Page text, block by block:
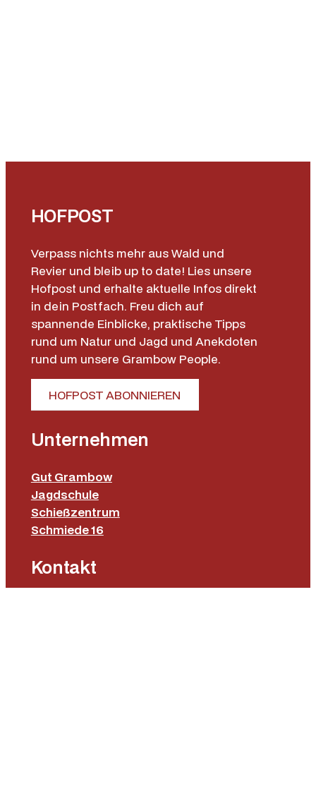
HOFPOST
Verpass nichts mehr aus Wald und
Revier und bleib up to date! Lies unsere
Hofpost und erhalte aktuelle Infos direkt
in dein Postfach. Freu dich auf
spannende Einblicke, praktische Tipps
rund um Natur und Jagd und Anekdoten
rund um unsere Grambow People.
HOFPOST ABONNIEREN
Unternehmen
Gut Grambow
Jagdschule
Schießzentrum
Schmiede 16
Kontakt